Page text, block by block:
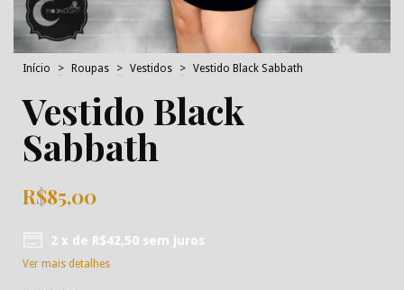
Início > Roupas > Vestidos > Vestido Black Sabbath
Vestido Black
Sabbath
R$85,00
2 x de R$42,50 sem juros
Ver mais detalhes